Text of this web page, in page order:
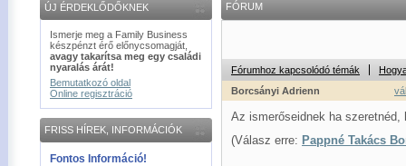
ÚJ ÉRDEKLŐDŐKNEK
Ismerje meg a Family Business
készpénzt érő előnycsomagját,
avagy takarítsa meg egy családi
nyaralás árát!
Bemutatkozó oldal
Online regisztráció
FRISS HÍREK, INFORMÁCIÓK
Fontos Információ!
FÓRUM
Fórumhoz kapcsolódó témák
Borcsányi Adrienn
Az ismerőseidnek ha
(Válasz erre: Pappné Takács